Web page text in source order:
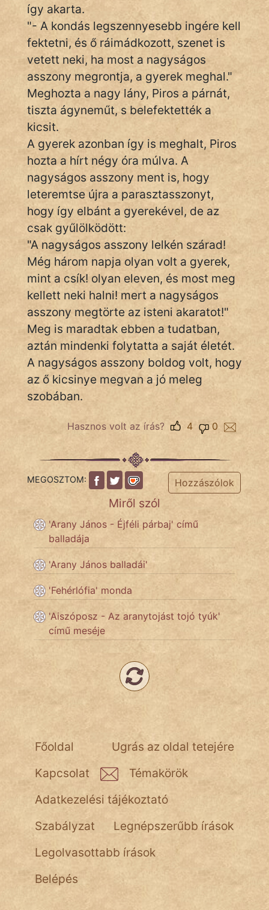
TÖRTÉNELEM
Népszerű szerzőink:
cinege
fantom
Hunor
Jób Gedeon
Láron Ádám
mikkamakka
vörös ördög
nagyöreg
NapHold
Név nélkül
pszichopati
szegény legény
Hoffer Botond
szemfüles
így akarta.
"- A kondás legszennyesebb ingére kell
fektetni, és ő ráimádkozott, szenet is
vetett neki, ha most a nagyságos
asszony megrontja, a gyerek meghal."
Meghozta a nagy lány, Piros a párnát,
tiszta ágyneműt, s belefektették a
kicsit.
A gyerek azonban így is meghalt, Piros
hozta a hírt négy óra múlva. A
nagyságos asszony ment is, hogy
leteremtse újra a parasztasszonyt,
hogy így elbánt a gyerekével, de az
csak gyűlölködött:
"A nagyságos asszony lelkén szárad!
Még három napja olyan volt a gyerek,
mint a csík! olyan eleven, és most meg
kellett neki halni! mert a nagyságos
asszony megtörte az isteni akaratot!"
Meg is maradtak ebben a tudatban,
aztán mindenki folytatta a saját életét.
A nagyságos asszony boldog volt, hogy
az ő kicsinye megvan a jó meleg
szobában.
Hasznos volt az írás? 0
4
MEGOSZTOM: Hozzászólok
Miről szól
'Arany János - Éjféli párbaj' című
balladája
'Arany János balladái'
'Fehérlófia' monda
'Aiszóposz - Az aranytojást tojó tyúk'
című meséje
Ugrás az oldal tetejére
Főoldal
Kapcsolat
Témakörök
Adatkezelési tájékoztató
Szabályzat
Legnépszerűbb írások
Legolvasottabb írások
Belépés